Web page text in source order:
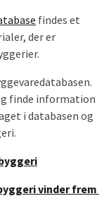
findes et
der er
finde information
i databasen og
vinder frem